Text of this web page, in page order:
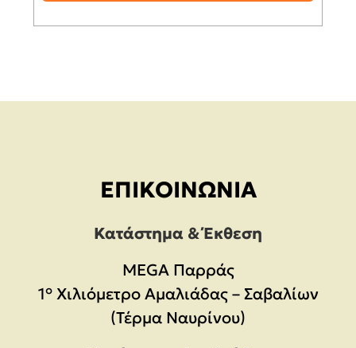
ΕΠΙΚΟΙΝΩΝΊΑ
Κατάστημα & Έκθεση
MEGA Παρράς
1° Χιλιόμετρο Αμαλιάδας – Σαβαλίων
(Τέρμα Ναυρίνου)